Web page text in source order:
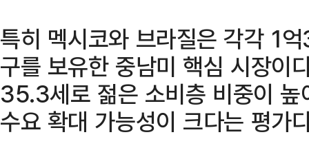
특히 멕시코와 브라질은 각각 1
구를 보유한 중남미 핵심 시장이
35.3세로 젊은 소비층 비중이 높
수요 확대 가능성이 크다는 평가